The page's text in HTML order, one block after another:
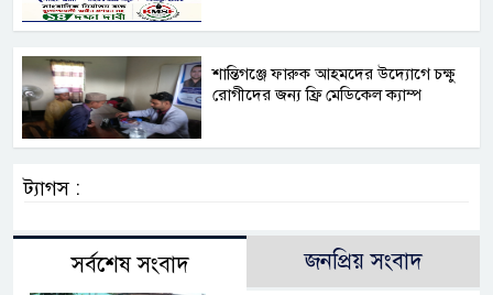
‎শান্তিগঞ্জে ফারুক আহমদের উদ্যোগে চক্ষু
রোগীদের জন্য ফ্রি মেডিকেল ক্যাম্প ‎
ট্যাগস :
সর্বশেষ সংবাদ জনপ্রিয় সংবাদ